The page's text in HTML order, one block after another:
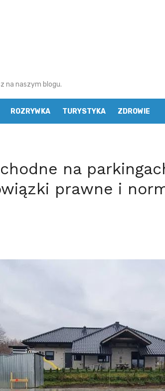
na naszym blogu.
ROZRYWKA TURYSTYKA ZDROWIE
na
prawne i